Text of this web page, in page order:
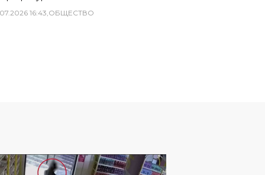
07.2026 16:43,ОБЩЕСТВО